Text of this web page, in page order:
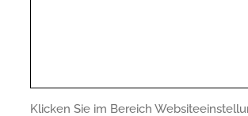
Klicken Sie im Bereich